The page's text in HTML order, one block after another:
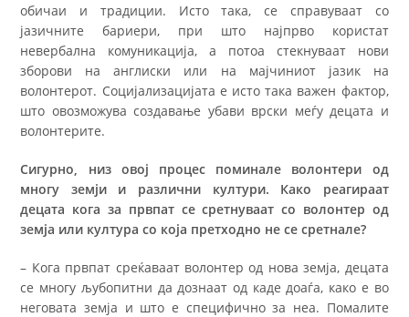
обичаи и традиции. Исто така, се справуваат со
јазичните бариери, при што најпрво користат
невербална комуникација, а потоа стекнуваат нови
зборови на англиски или на мајчиниот јазик на
волонтерот. Социјализацијата е исто така важен фактор,
што овозможува создавање убави врски меѓу децата и
волонтерите.
Сигурно, низ овој процес поминале волонтери од
многу земји и различни култури. Како реагираат
децата кога за првпат се сретнуваат со волонтер од
земја или култура со која претходно не се сретнале?
– Кога првпат среќаваат волонтер од нова земја, децата
се многу љубопитни да дознаат од каде доаѓа, како е во
неговата земја и што е специфично за неа. Помалите